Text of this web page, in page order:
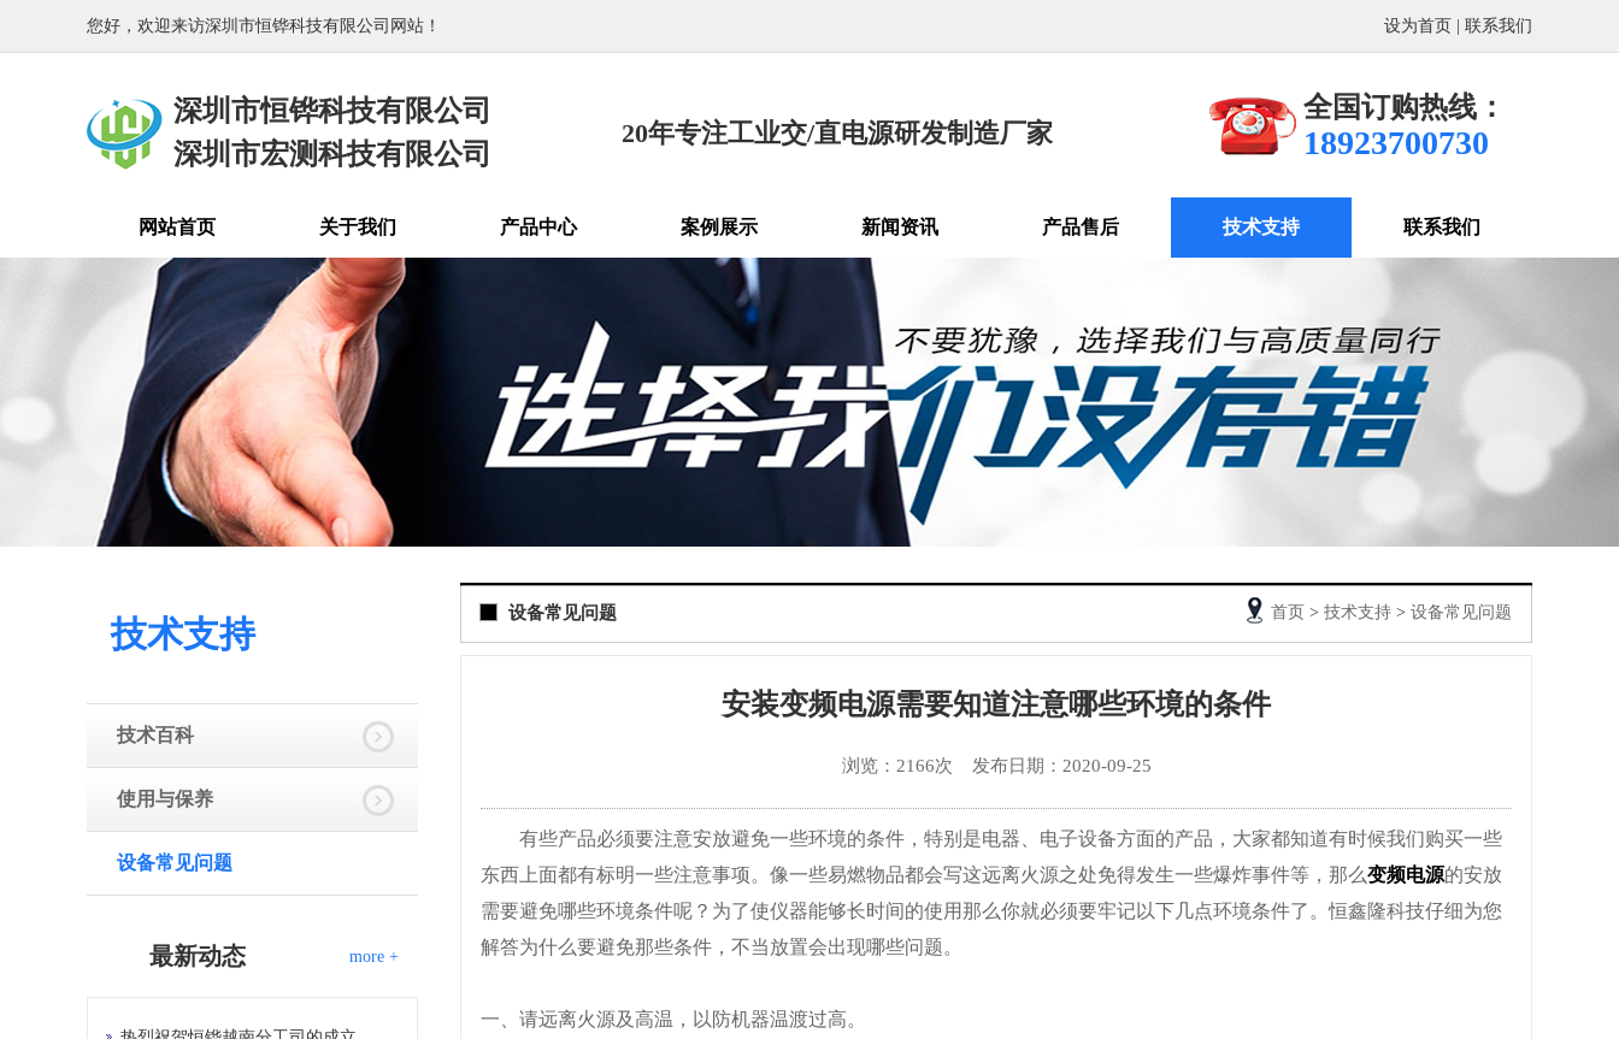
您好，欢迎来访深圳市恒铧科技有限公司网站！ 设为首页 联系我们
深圳市恒铧科技有限公司
深圳市宏测科技有限公司
20年专注工业交/直电源研发制造厂家
全国订购热线：
18923700730
网站首页 关于我们 产品中心 案例展示 新闻资讯 产品售后 技术支持 联系我们
技术支持
技术百科
使用与保养
设备常见问题
最新动态 more +
设备常见问题 首页 > 技术支持 > 设备常见问题
安装变频电源需要知道注意哪些环境的条件
浏览：2166次 发布日期：2020-09-25
有些产品必须要注意安放避免一些环境的条件，特别是电器、电子设备方面的产品，大家都知道有时候我们购买一些
东西上面都有标明一些注意事项。像一些易燃物品都会写这远离火源之处免得发生一些爆炸事件等，那么变频电源的安放
需要避免哪些环境条件呢？为了使仪器能够长时间的使用那么你就必须要牢记以下几点环境条件了。恒鑫隆科技仔细为您
解答为什么要避免那些条件，不当放置会出现哪些问题。
一、请远离火源及高温，以防机器温渡过高。